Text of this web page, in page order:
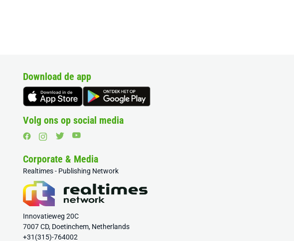
Download de app
Volg ons op social media
Corporate & Media
Realtimes - Publishing Network
Innovatieweg 20C
7007 CD, Doetinchem, Netherlands
+31(315)-764002